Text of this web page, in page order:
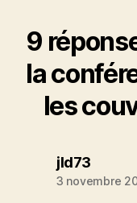
9
la
les
jld73dit :
3 novembre